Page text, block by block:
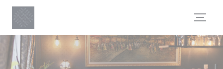
クッキー利用の管理について